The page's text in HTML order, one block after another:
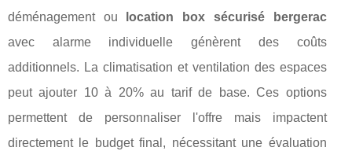
déménagement ou
location box sécurisé bergerac
avec alarme individuelle génèrent des coûts
additionnels. La climatisation et ventilation des espaces
peut ajouter 10 à 20% au tarif de base. Ces options
permettent de personnaliser l'offre mais impactent
directement le budget final, nécessitant une évaluation